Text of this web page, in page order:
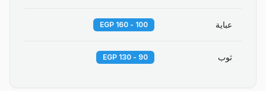
عباية 100 - 160 EGP
ثوب 90 - 130 EGP